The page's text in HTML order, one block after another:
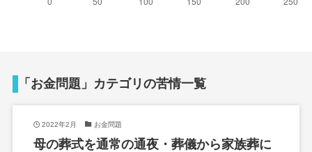
「お金問題」カテゴリの苦情一覧
2022年2月 お金問題
母の葬式を通常の通夜・葬儀から家族葬に